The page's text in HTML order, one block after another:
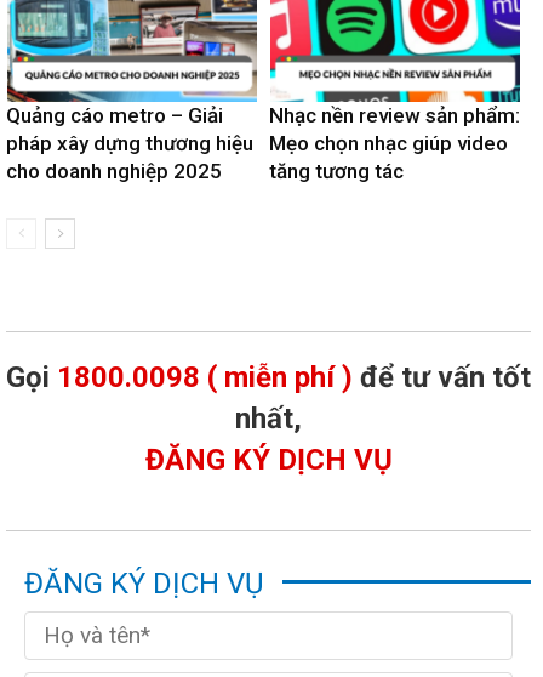
Quảng cáo metro – Giải
pháp xây dựng thương hiệu
cho doanh nghiệp 2025
Nhạc nền review sản phẩm:
Mẹo chọn nhạc giúp video
tăng tương tác
Gọi 1800.0098 ( miễn phí ) để tư vấn tốt
nhất,
ĐĂNG KÝ DỊCH VỤ
ĐĂNG KÝ DỊCH VỤ